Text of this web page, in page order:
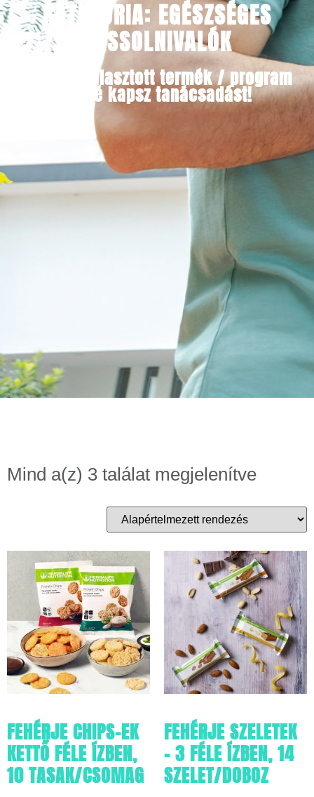
KATEGÓRIA: EGÉSZSÉGES
NASSOLNIVALÓK
Minden választott termék / program
mellé kapsz tanácsadást!​
Mind a(z) 3 találat megjelenítve
FEHÉRJE CHIPS-EK
KETTŐ FÉLE ÍZBEN,
10 TASAK/CSOMAG
FEHÉRJE SZELETEK
– 3 FÉLE ÍZBEN, 14
SZELET/DOBOZ